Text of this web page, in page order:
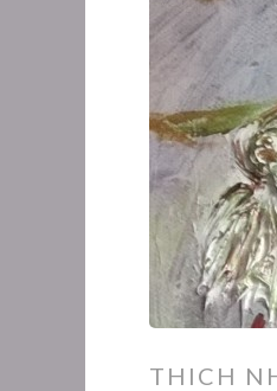
THICH